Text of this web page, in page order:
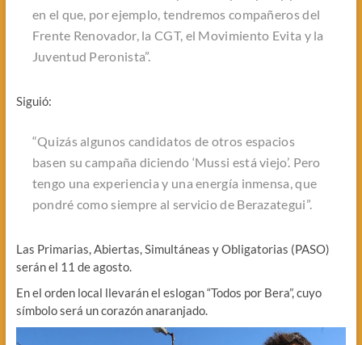
en el que, por ejemplo, tendremos compañeros del
Frente Renovador, la CGT, el Movimiento Evita y la
Juventud Peronista”.
Siguió:
“Quizás algunos candidatos de otros espacios
basen su campaña diciendo ‘Mussi está viejo’. Pero
tengo una experiencia y una energía inmensa, que
pondré como siempre al servicio de Berazategui”.
Las Primarias, Abiertas, Simultáneas y Obligatorias (PASO)
serán el 11 de agosto.
En el orden local llevarán el eslogan “Todos por Bera”, cuyo
símbolo será un corazón anaranjado.